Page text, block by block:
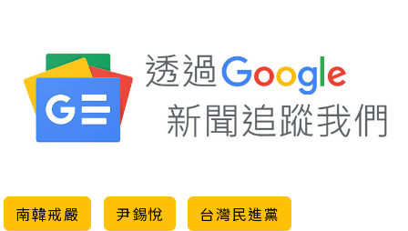
南韓戒嚴 尹錫悅
台灣民進黨